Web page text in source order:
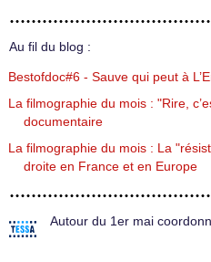
Au fil du blog :
Bestofdoc#6 - Sauve qui peut à
La filmographie du mois : "Rire,
documentaire
La filmographie du mois : La
droite en France et en Europe
Autour du 1er mai